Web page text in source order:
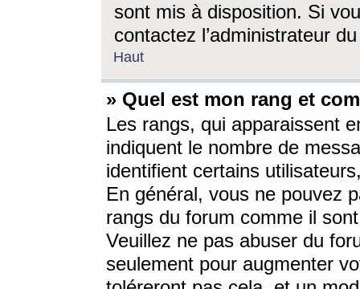
sont mis à disposition. Si
contactez l’administrateur
Haut
» Quel est mon rang et
Les rangs, qui apparaissent
indiquent le nombre de
identifient certains
En général, vous ne pouvez
rangs du forum comme il
Veuillez ne pas abuser du
seulement pour augmenter